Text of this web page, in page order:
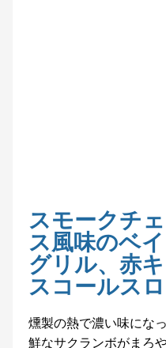
スモークチ
ス風味のベ
グリル、赤
スコールス
燻製の熱で濃い味にな
鮮なサクランボがまろ